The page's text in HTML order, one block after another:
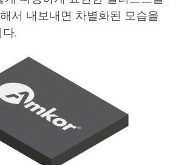
서 내보내면 차별화된 모습을
.